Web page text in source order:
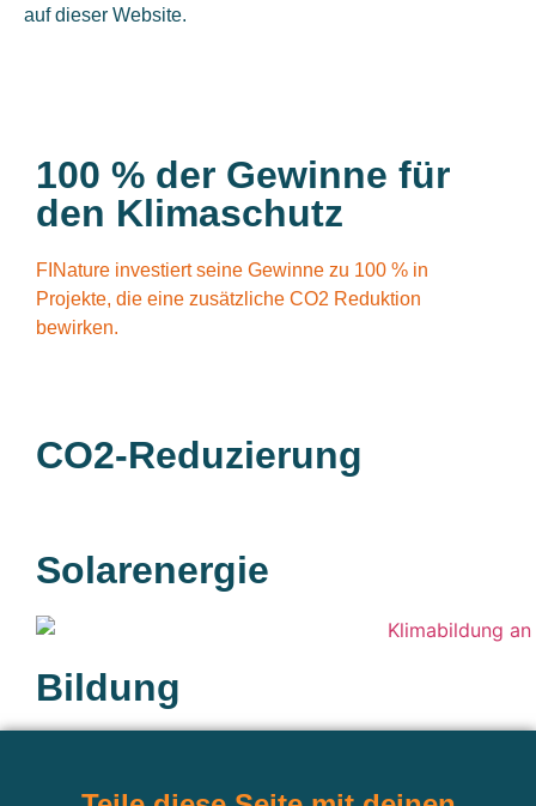
auf dieser Website.
100 % der Gewinne für
den Klimaschutz
FINature investiert seine Gewinne zu 100 % in
Projekte, die eine zusätzliche CO2 Reduktion
bewirken.
CO2-Reduzierung
Solarenergie
Bildung